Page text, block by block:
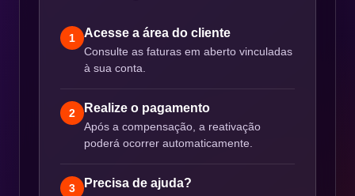
1 Acesse a área do cliente
Consulte as faturas em aberto vinculadas
à sua conta.
2 Realize o pagamento
Após a compensação, a reativação
poderá ocorrer automaticamente.
3 Precisa de ajuda?